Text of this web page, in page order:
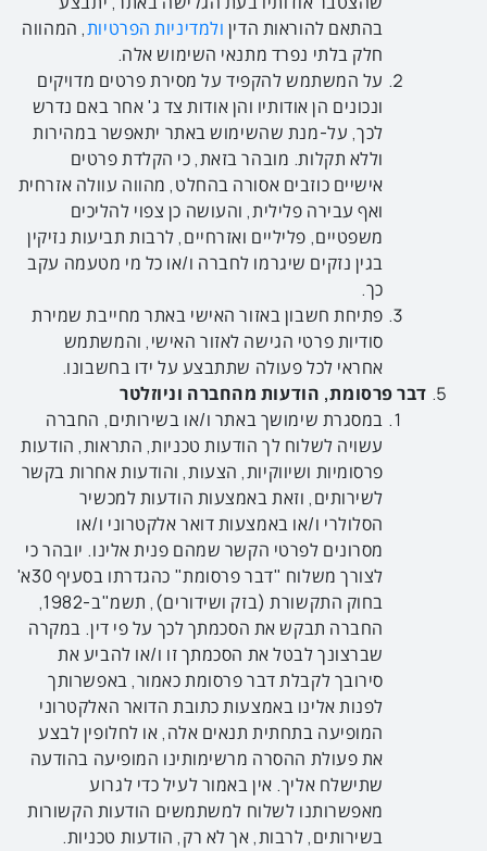
בהתאם להוראות הדין ולמדיניות הפרטיות, המהווה
חלק בלתי נפרד מתנאי השימוש אלה.
על המשתמש להקפיד על מסירת פרטים מדויקים
ונכונים הן אודותיו והן אודות צד ג' אחר באם נדרש
לכך, על-מנת שהשימוש באתר יתאפשר במהירות
וללא תקלות. מובהר בזאת, כי הקלדת פרטים
אישיים כוזבים אסורה בהחלט, מהווה עוולה אזרחית
ואף עבירה פלילית, והעושה כן צפוי להליכים
משפטיים, פליליים ואזרחיים, לרבות תביעות נזיקין
בגין נזקים שיגרמו לחברה ו/או כל מי מטעמה עקב
כך.
פתיחת חשבון באזור האישי באתר מחייבת שמירת
סודיות פרטי הגישה לאזור האישי, והמשתמש
אחראי לכל פעולה שתתבצע על ידו בחשבונו.
דבר פרסומת, הודעות מהחברה וניוזלטר
במסגרת שימושך באתר ו/או בשירותים, החברה
עשויה לשלוח לך הודעות טכניות, התראות, הודעות
פרסומיות ושיווקיות, הצעות, והודעות אחרות בקשר
לשירותים, וזאת באמצעות הודעות למכשיר
הסלולרי ו/או באמצעות דואר אלקטרוני ו/או
מסרונים לפרטי הקשר שמהם פנית אלינו. יובהר כי
לצורך משלוח "דבר פרסומת" כהגדרתו בסעיף 30א'
בחוק התקשורת (בזק ושידורים), תשמ"ב-1982,
החברה תבקש את הסכמתך לכך על פי דין. במקרה
שברצונך לבטל את הסכמתך זו ו/או להביע את
סירובך לקבלת דבר פרסומת כאמור, באפשרותך
לפנות אלינו באמצעות כתובת הדואר האלקטרוני
המופיעה בתחתית תנאים אלה, או לחלופין לבצע
את פעולת ההסרה מרשימותינו המופיעה בהודעה
שתישלח אליך. אין באמור לעיל כדי לגרוע
מאפשרותנו לשלוח למשתמשים הודעות הקשורות
בשירותים, לרבות, אך לא רק, הודעות טכניות.